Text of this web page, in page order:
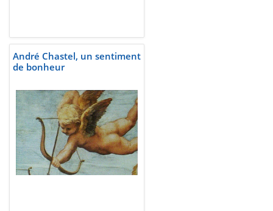
André Chastel, un sentiment
de bonheur